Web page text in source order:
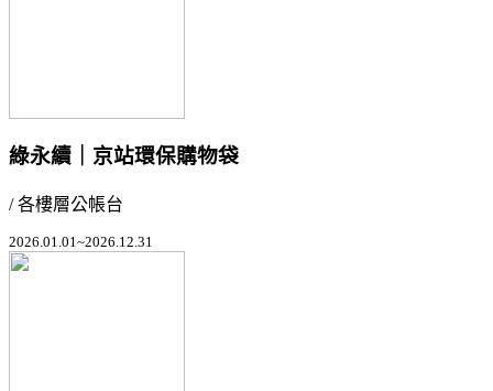
綠永續｜京站環保購物袋
/ 各樓層公帳台
2026.01.01~2026.12.31